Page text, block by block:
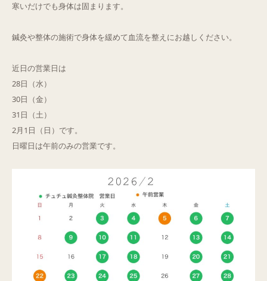
寒いだけでも身体は固まります。
鍼灸や整体の施術で身体を緩めて血流を整えにお越しください。
近日の営業日は
28日（水）
30日（金）
31日（土）
2月1日（日）です。
日曜日は午前のみの営業です。
Q&A
ご予約・お問合せ